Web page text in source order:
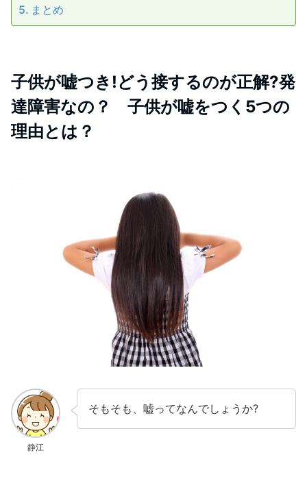
まとめ
子供が嘘つき!どう接するのが正解?発
達障害なの？ 子供が嘘をつく5つの
理由とは？
静江
そもそも、嘘ってなんでしょうか?